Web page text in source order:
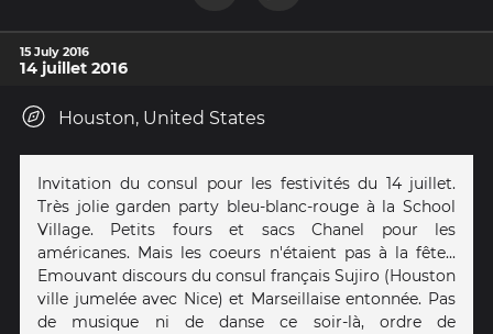
15 July 2016
14 juillet 2016
Houston, United States
Invitation du consul pour les festivités du 14 juillet.
Très jolie garden party bleu-blanc-rouge à la School
Village. Petits fours et sacs Chanel pour les
américanes. Mais les coeurs n'étaient pas à la fête...
Emouvant discours du consul français Sujiro (Houston
ville jumelée avec Nice) et Marseillaise entonnée. Pas
de musique ni de danse ce soir-là, ordre de